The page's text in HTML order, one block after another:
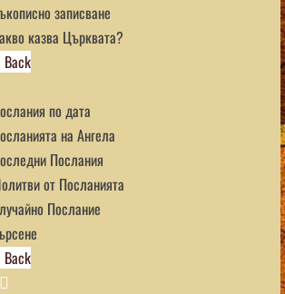
записване
казва Църквата?
Back
по дата
на Ангела
Послания
от Посланията
Послание
Back